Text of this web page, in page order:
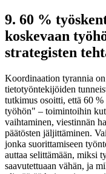
9. 60 %
koskevaan
strategisten
Koordinaation tyrannia
tietotyöntekijöiden
tutkimus osoitti, että 60
työhön" – toimintoihin
vaihtaminen, viestinnän
päätösten jäljittäminen.
jonka suorittamiseen
auttaa selittämään, miksi
saavutettuaan vähän, ja